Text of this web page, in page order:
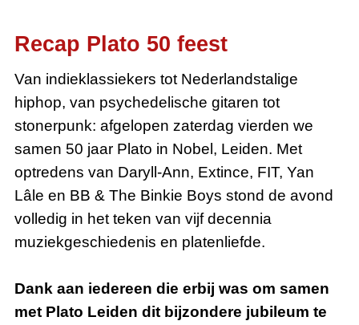
Recap Plato 50 feest
Van indieklassiekers tot Nederlandstalige
hiphop, van psychedelische gitaren tot
stonerpunk: afgelopen zaterdag vierden we
samen 50 jaar Plato in Nobel, Leiden. Met
optredens van Daryll-Ann, Extince, FIT, Yan
Lâle en BB & The Binkie Boys stond de avond
volledig in het teken van vijf decennia
muziekgeschiedenis en platenliefde.
Dank aan iedereen die erbij was om samen
met Plato Leiden dit bijzondere jubileum te